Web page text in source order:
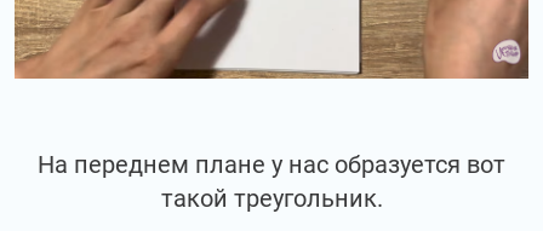
На переднем плане у нас образуется вот
такой треугольник.